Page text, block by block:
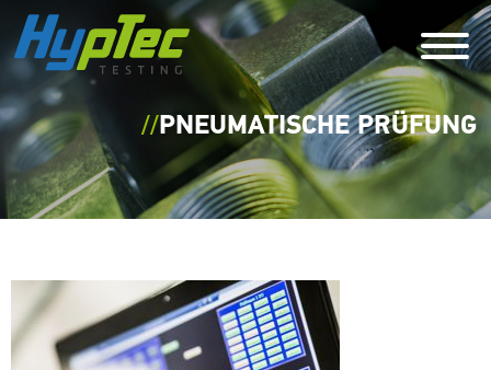
//PNEUMATISCHE PRÜFUNG